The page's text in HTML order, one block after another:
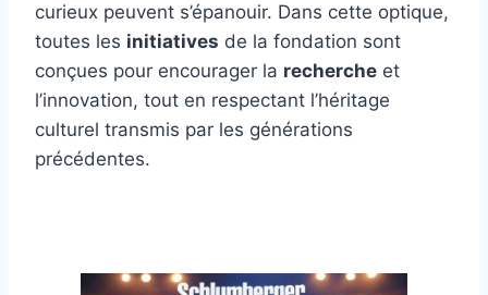
curieux peuvent s’épanouir. Dans cette optique,
toutes les initiatives de la fondation sont
conçues pour encourager la recherche et
l’innovation, tout en respectant l’héritage
culturel transmis par les générations
précédentes.